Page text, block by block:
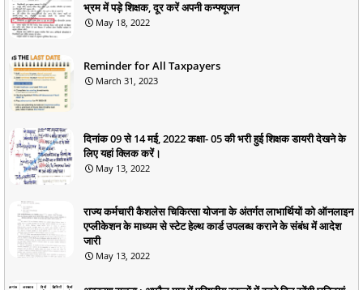
भ्रम में पड़े शिक्षक, दूर करें अपनी कन्फ्यूजन
May 18, 2022
Reminder for All Taxpayers
March 31, 2023
दिनांक 09 से 14 मई, 2022 कक्षा- 05 की भरी हुई शिक्षक डायरी देखने के
लिए यहां क्लिक करें।
May 13, 2022
राज्य कर्मचारी कैशलेस चिकित्सा योजना के अंतर्गत लाभार्थियों को ऑनलाइन
एप्लीकेशन के माध्यम से स्टेट हेल्थ कार्ड उपलब्ध कराने के संबंध में आदेश
जारी
May 13, 2022